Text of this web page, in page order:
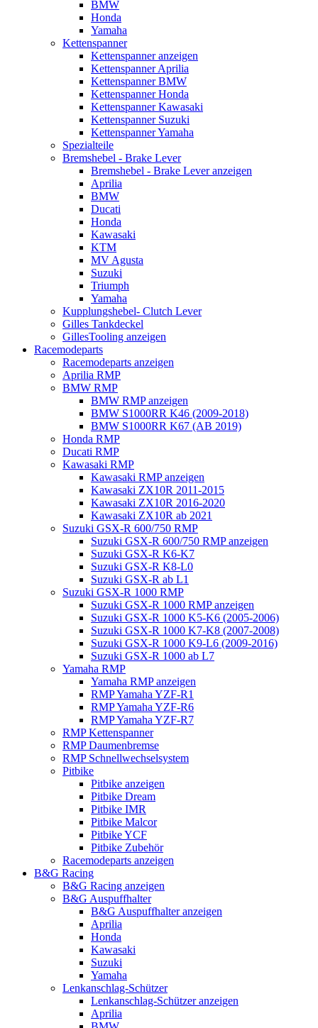
BMW
Honda
Yamaha
Kettenspanner
Kettenspanner anzeigen
Kettenspanner Aprilia
Kettenspanner BMW
Kettenspanner Honda
Kettenspanner Kawasaki
Kettenspanner Suzuki
Kettenspanner Yamaha
Spezialteile
Bremshebel - Brake Lever
Bremshebel - Brake Lever anzeigen
Aprilia
BMW
Ducati
Honda
Kawasaki
KTM
MV Agusta
Suzuki
Triumph
Yamaha
Kupplungshebel- Clutch Lever
Gilles Tankdeckel
GillesTooling anzeigen
Racemodeparts
Racemodeparts anzeigen
Aprilia RMP
BMW RMP
BMW RMP anzeigen
BMW S1000RR K46 (2009-2018)
BMW S1000RR K67 (AB 2019)
Honda RMP
Ducati RMP
Kawasaki RMP
Kawasaki RMP anzeigen
Kawasaki ZX10R 2011-2015
Kawasaki ZX10R 2016-2020
Kawasaki ZX10R ab 2021
Suzuki GSX-R 600/750 RMP
Suzuki GSX-R 600/750 RMP anzeigen
Suzuki GSX-R K6-K7
Suzuki GSX-R K8-L0
Suzuki GSX-R ab L1
Suzuki GSX-R 1000 RMP
Suzuki GSX-R 1000 RMP anzeigen
Suzuki GSX-R 1000 K5-K6 (2005-2006)
Suzuki GSX-R 1000 K7-K8 (2007-2008)
Suzuki GSX-R 1000 K9-L6 (2009-2016)
Suzuki GSX-R 1000 ab L7
Yamaha RMP
Yamaha RMP anzeigen
RMP Yamaha YZF-R1
RMP Yamaha YZF-R6
RMP Yamaha YZF-R7
RMP Kettenspanner
RMP Daumenbremse
RMP Schnellwechselsystem
Pitbike
Pitbike anzeigen
Pitbike Dream
Pitbike IMR
Pitbike Malcor
Pitbike YCF
Pitbike Zubehör
Racemodeparts anzeigen
B&G Racing
B&G Racing anzeigen
B&G Auspuffhalter
B&G Auspuffhalter anzeigen
Aprilia
Honda
Kawasaki
Suzuki
Yamaha
Lenkanschlag-Schützer
Lenkanschlag-Schützer anzeigen
Aprilia